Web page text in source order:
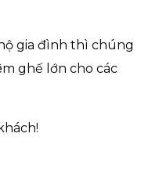
gia đình thì chúng
ghế lớn cho các